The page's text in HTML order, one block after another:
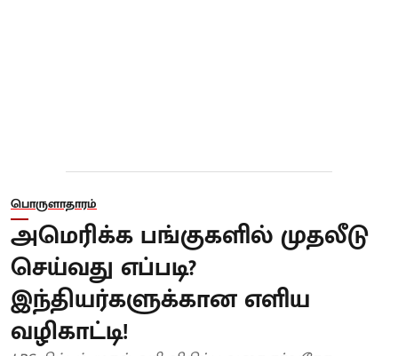
பொருளாதாரம்
அமெரிக்க பங்குகளில் முதலீடு
செய்வது எப்படி?
இந்தியர்களுக்கான எளிய
வழிகாட்டி!